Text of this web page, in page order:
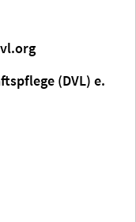
(DVL) e.